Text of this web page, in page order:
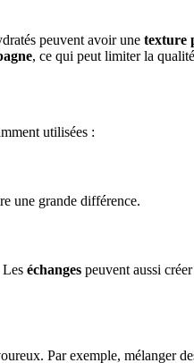
peuvent avoir une texture
, ce qui peut limiter la
utilisées :
une grande différence.
Les échanges peuvent aussi
Par exemple, mélanger